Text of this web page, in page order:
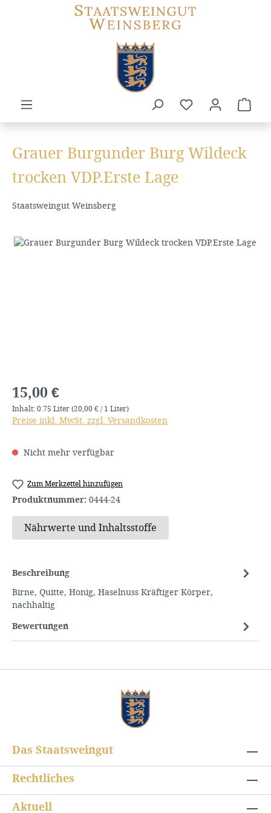
Zum Hauptinhalt springen
Du hast 0
Grauer Burgunder Burg Wildeck
trocken VDP.Erste Lage
Staatsweingut Weinsberg
Bildergalerie überspringen
Regulärer Preis:
15,00 €
Inhalt: 0.75 Liter (20,00 € / 1 Liter)
Preise inkl. MwSt. zzgl. Versandkosten
Nicht mehr verfügbar
Zum Merkzettel hinzufügen
Produktnummer: 0444-24
Beschreibung
Birne, Quitte, Honig, Haselnuss Kräftiger Körper,
nachhaltig
Bewertungen
Das Staatsweingut
Rechtliches
Aktuell